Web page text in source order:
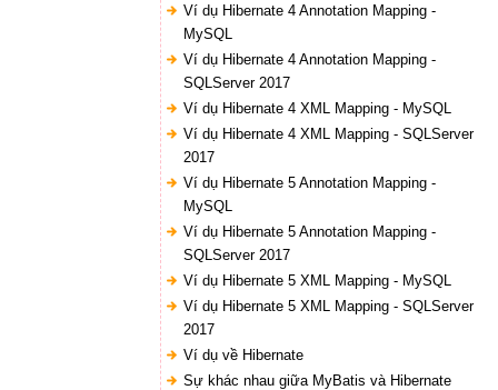
Ví dụ Hibernate 4 Annotation Mapping -
MySQL
Ví dụ Hibernate 4 Annotation Mapping -
SQLServer 2017
Ví dụ Hibernate 4 XML Mapping - MySQL
Ví dụ Hibernate 4 XML Mapping - SQLServer
2017
Ví dụ Hibernate 5 Annotation Mapping -
MySQL
Ví dụ Hibernate 5 Annotation Mapping -
SQLServer 2017
Ví dụ Hibernate 5 XML Mapping - MySQL
Ví dụ Hibernate 5 XML Mapping - SQLServer
2017
Ví dụ về Hibernate
Sự khác nhau giữa MyBatis và Hibernate